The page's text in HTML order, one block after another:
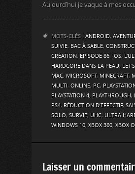
Aujourd’hui je vaque à mes
MOTS-CLÉS : ANDROID,
SUIVIE, BAC À SABLE,
CRÉATION, EPISODE 86, IOS,
HARDCORE DANS LA PEAU,
MAC, MICROSOFT, MINECRAFT,
MULTI, ONLINE, PC,
PLAYSTATION 4, PLAYTHROUGH,
PS4, RÉDUCTION D’EFFECTIF,
SOLO, SURVIE, UHC, ULTRA
WINDOWS 10, XBOX 360, XBOX
Laisser un